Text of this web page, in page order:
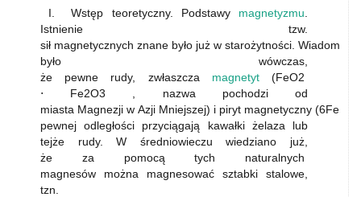
I. Wstęp teoretyczny. Podstawy magnetyzmu
Istnienie tzw.
sił magnetycznych znane było już w starożytności. Wiadomo
było wówczas,
że pewne rudy, zwłaszcza magnetyt(FeO2
⋅ Fe2O3 , nazwa pochodzi od
miasta Magnezji w Azji Mniejszej) i piryt magnetyczny (6FeS ⋅
pewnej odległości przyciągają kawałki żelaza lub
tejże rudy. W średniowieczu wiedziano już,
że za pomocą tych naturalnych
magnesów można magnesować sztabki stalowe,
tzn.